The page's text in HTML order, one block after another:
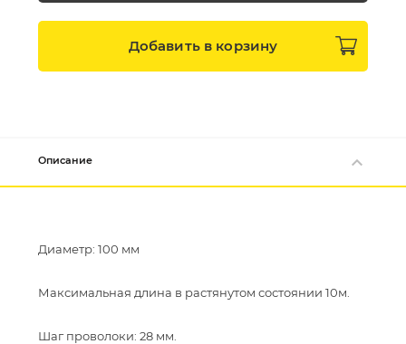
Добавить в корзину
Описание
Диаметр: 100 мм
Максимальная длина в растянутом состоянии 10м.
Шаг проволоки: 28 мм.